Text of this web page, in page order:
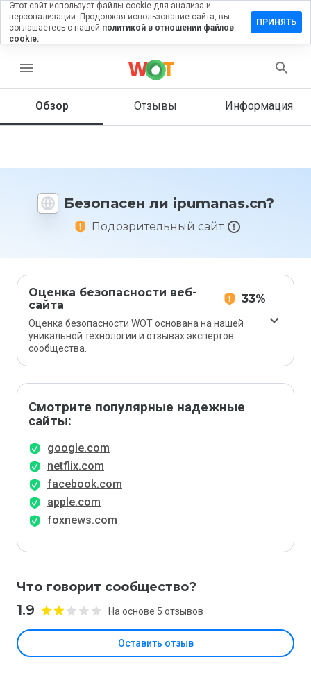
menu
Обзор Отзывы Информация
Безопасен ли ipumanas.cn?
Подозрительный сайт
Оценка безопасности веб-
сайта
33%
Оценка безопасности WOT основана на нашей
уникальной технологии и отзывах экспертов
сообщества.
Смотрите популярные надежные
сайты:
google.com
netflix.com
facebook.com
apple.com
foxnews.com
Что говорит сообщество?
1.9 На основе 5 отзывов
Оставить отзыв
на
Как бы
этот
1 до 5?
Этот сайт использует файлы cookie для анализа и
персонализации. Продолжая использование сайта, вы
соглашаетесь с нашей политикой в отношении файлов
cookie.
ПРИНЯТЬ